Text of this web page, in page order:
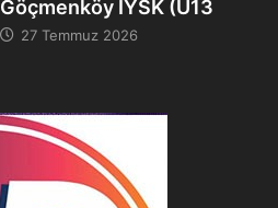
Göçmenköy İYSK (U13
27 Temmuz 2026